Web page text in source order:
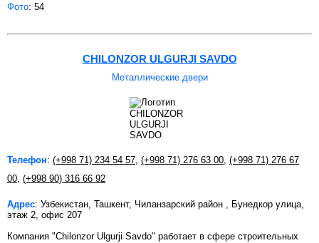
Фото: 54
CHILONZOR ULGURJI SAVDO
Металлические двери
Телефон: (+998 71) 234 54 57 (+998 71) 276 63 00 (+998 71) 276 67
00 (+998 90) 316 66 92
Адрес: Узбекистан, Ташкент, Чиланзарский район , Бунедкор улица,
этаж 2, офис 207
Компания "Chilonzor Ulgurji Savdo" работает в сфере строительных